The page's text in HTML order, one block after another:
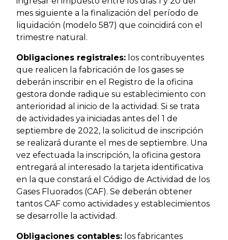
mes siguiente a la finalización del período de
liquidación (modelo 587) que coincidirá con el
trimestre natural.
Obligaciones registrales: los contribuyentes
que realicen la fabricación de los gases se
deberán inscribir en el Registro de la oficina
gestora donde radique su establecimiento con
anterioridad al inicio de la actividad. Si se trata
de actividades ya iniciadas antes del 1 de
septiembre de 2022, la solicitud de inscripción
se realizará durante el mes de septiembre. Una
vez efectuada la inscripción, la oficina gestora
entregará al interesado la tarjeta identificativa
en la que constará el Código de Actividad de los
Gases Fluorados (CAF). Se deberán obtener
tantos CAF como actividades y establecimientos
se desarrolle la actividad.
Obligaciones contables: los fabricantes